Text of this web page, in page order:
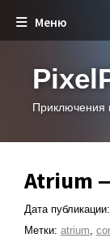
Меню
Приключения
Atrium
Дата публикации:
Метки: atrium,